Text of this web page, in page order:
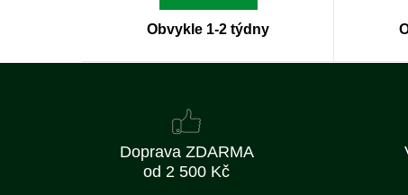
Obvykle 1-2 týdny
Doprava ZDARMA
od 2 500 Kč